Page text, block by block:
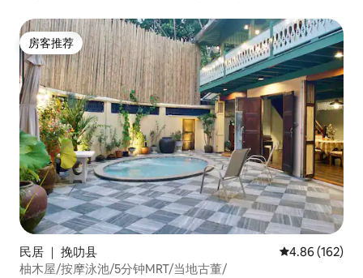
房客推荐
房客推荐
民居 ｜ 挽叻县 平均评分 4.86
4.86 (162)
柚木屋/按摩泳池/5分钟MRT/当地古董/